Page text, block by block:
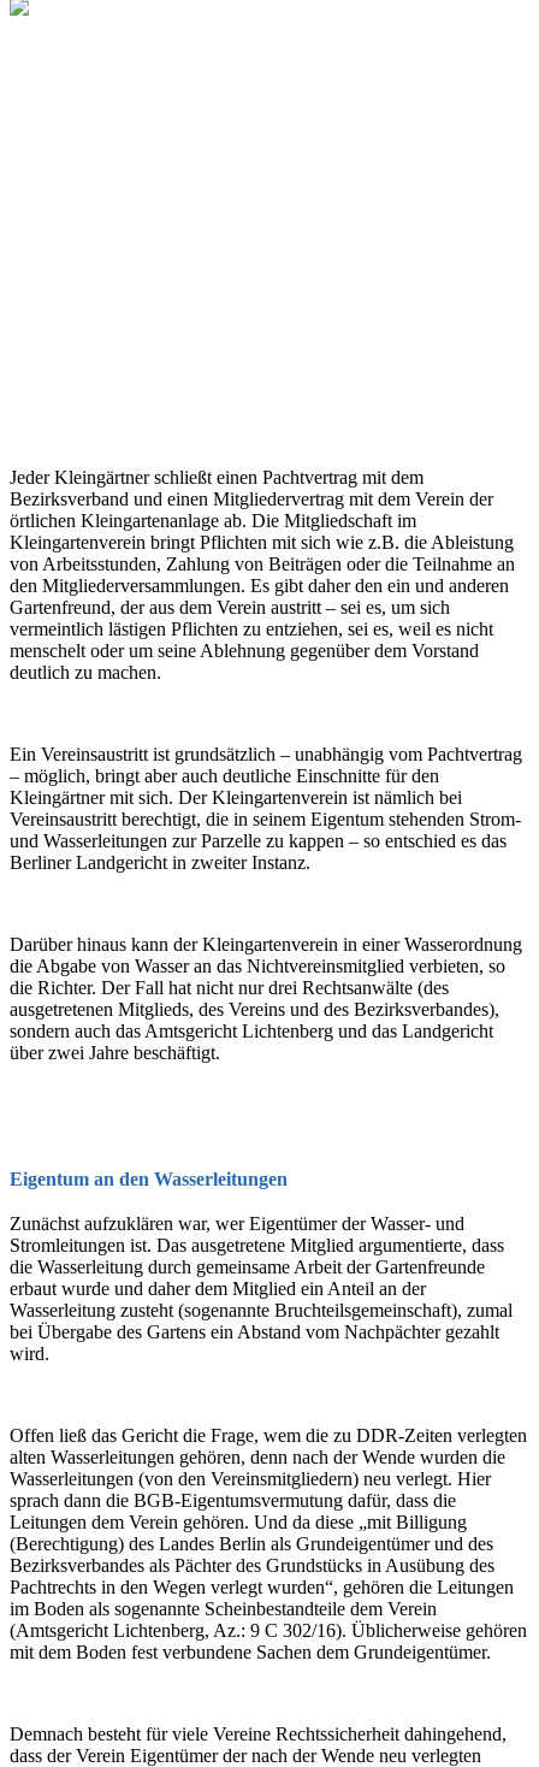
Jeder Kleingärtner schließt einen Pachtvertrag mit dem
Bezirksverband und einen Mitgliedervertrag mit dem Verein der
örtlichen Kleingartenanlage ab. Die Mitgliedschaft im
Kleingartenverein bringt Pflichten mit sich wie z.B. die Ableistung
von Arbeitsstunden, Zahlung von Beiträgen oder die Teilnahme an
den Mitgliederversammlungen. Es gibt daher den ein und anderen
Gartenfreund, der aus dem Verein austritt – sei es, um sich
vermeintlich lästigen Pflichten zu entziehen, sei es, weil es nicht
menschelt oder um seine Ablehnung gegenüber dem Vorstand
deutlich zu machen.
Ein Vereinsaustritt ist grundsätzlich – unabhängig vom Pachtvertrag
– möglich, bringt aber auch deutliche Einschnitte für den
Kleingärtner mit sich. Der Kleingartenverein ist nämlich bei
Vereinsaustritt berechtigt, die in seinem Eigentum stehenden Strom-
und Wasserleitungen zur Parzelle zu kappen – so entschied es das
Berliner Landgericht in zweiter Instanz.
Darüber hinaus kann der Kleingartenverein in einer Wasserordnung
die Abgabe von Wasser an das Nichtvereinsmitglied verbieten, so
die Richter. Der Fall hat nicht nur drei Rechtsanwälte (des
ausgetretenen Mitglieds, des Vereins und des Bezirksverbandes),
sondern auch das Amtsgericht Lichtenberg und das Landgericht
über zwei Jahre beschäftigt.
Eigentum an den Wasserleitungen
Zunächst aufzuklären war, wer Eigentümer der Wasser- und
Stromleitungen ist. Das ausgetretene Mitglied argumentierte, dass
die Wasserleitung durch gemeinsame Arbeit der Gartenfreunde
erbaut wurde und daher dem Mitglied ein Anteil an der
Wasserleitung zusteht (sogenannte Bruchteilsgemeinschaft), zumal
bei Übergabe des Gartens ein Abstand vom Nachpächter gezahlt
wird.
Offen ließ das Gericht die Frage, wem die zu DDR-Zeiten verlegten
alten Wasserleitungen gehören, denn nach der Wende wurden die
Wasserleitungen (von den Vereinsmitgliedern) neu verlegt. Hier
sprach dann die BGB-Eigentumsvermutung dafür, dass die
Leitungen dem Verein gehören. Und da diese „mit Billigung
(Berechtigung) des Landes Berlin als Grundeigentümer und des
Bezirksverbandes als Pächter des Grundstücks in Ausübung des
Pachtrechts in den Wegen verlegt wurden“, gehören die Leitungen
im Boden als sogenannte Scheinbestandteile dem Verein
(Amtsgericht Lichtenberg, Az.: 9 C 302/16). Üblicherweise gehören
mit dem Boden fest verbundene Sachen dem Grundeigentümer.
Demnach besteht für viele Vereine Rechtssicherheit dahingehend,
dass der Verein Eigentümer der nach der Wende neu verlegten